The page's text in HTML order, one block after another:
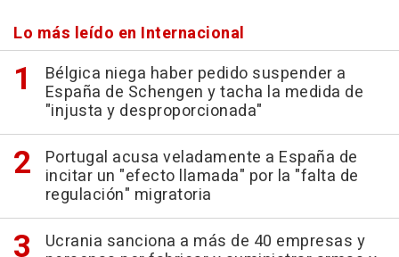
Lo más leído en Internacional
Bélgica niega haber pedido suspender a
España de Schengen y tacha la medida de
"injusta y desproporcionada"
Portugal acusa veladamente a España de
incitar un "efecto llamada" por la "falta de
regulación" migratoria
Ucrania sanciona a más de 40 empresas y